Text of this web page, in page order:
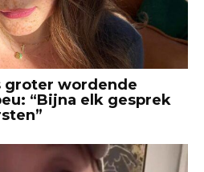
groter wordende
“Bijna elk gesprek